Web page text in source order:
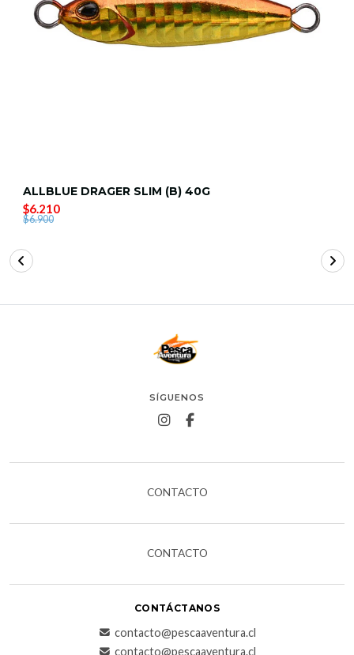
ALLBLUE DRAGER SLIM (B) 40G
$6.210
$6.900
SÍGUENOS
CONTACTO
CONTACTO
CONTÁCTANOS
contacto@pescaaventura.cl
contacto@pescaaventura.cl